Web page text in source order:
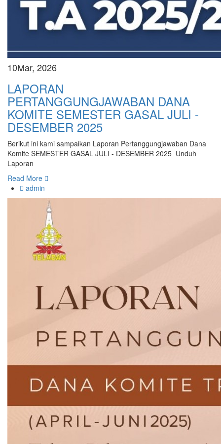
10Mar, 2026
LAPORAN
PERTANGGUNGJAWABAN DANA
KOMITE SEMESTER GASAL JULI -
DESEMBER 2025
Berikut ini kami sampaikan Laporan Pertanggungjawaban Dana
Komite SEMESTER GASAL JULI - DESEMBER 2025 Unduh
Laporan
Read More
admin